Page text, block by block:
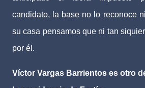
candidato, la base no lo reconoce
su casa pensamos que ni tan
por él.
Víctor Vargas Barrientos es otro